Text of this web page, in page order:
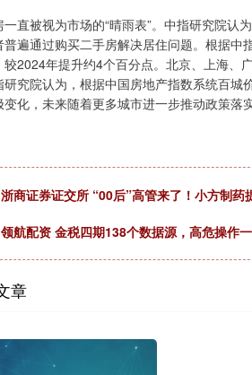
被视为市场的“晴雨表”。中指研究院认
普遍通过购买二手房解决居住问题。根据
较2024年提升约4个百分点。北京、上海、
研究院认为，根据中国房地产指数系统百
化，未来随着更多城市进一步推动政策落
浙商证券证交所 “00后”高管来了！小方制药
领航配资 金税四期138个数据源，高危操作
章